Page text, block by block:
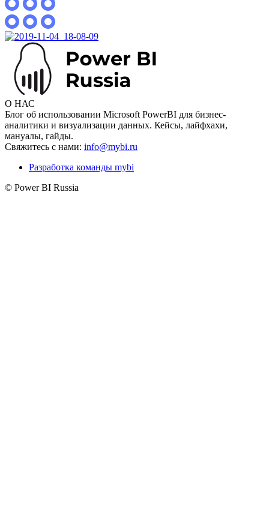
О НАС
Блог об использовании Microsoft PowerBI для бизнес-
аналитики и визуализации данных. Кейсы, лайфхахи,
мануалы, гайды.
Свяжитесь с нами: info@mybi.ru
Разработка команды mybi
© Power BI Russia